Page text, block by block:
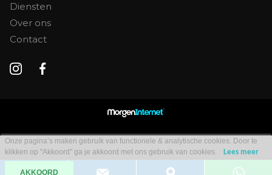
Diensten
Over ons
Contact
Onze pagina’s maken gebruik van functionele & analytische cookies. Door te
klikken op "Akkoord" ga je akkoord met ons gebruik van cookies.
Lees meer
AKKOORD